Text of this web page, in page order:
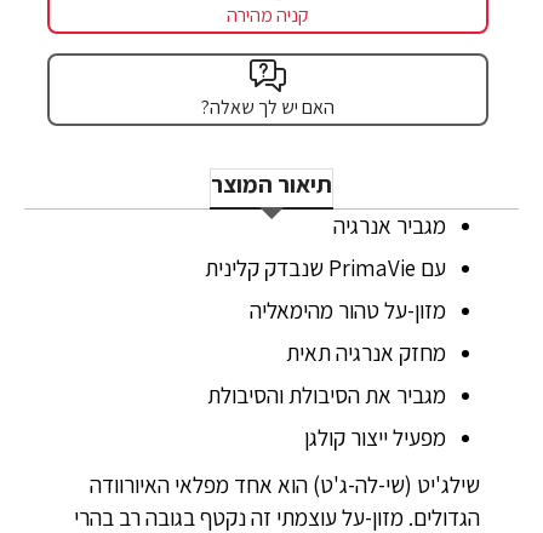
קניה מהירה
האם יש לך שאלה?
תיאור המוצר
מגביר אנרגיה
עם PrimaVie שנבדק קלינית
מזון-על טהור מהימאליה
מחזק אנרגיה תאית
מגביר את הסיבולת והסיבולת
מפעיל ייצור קולגן
שילג'יט (שי-לה-ג'ט) הוא אחד מפלאי האיורוודה
הגדולים. מזון-על עוצמתי זה נקטף בגובה רב בהרי